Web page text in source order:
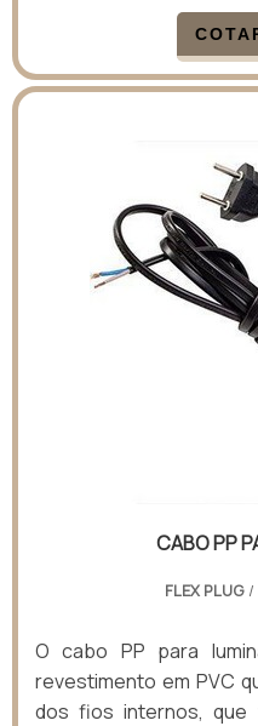
CABO PP
FLEX PLUG /
O cabo PP para
revestimento em PVC
dos fios internos, que